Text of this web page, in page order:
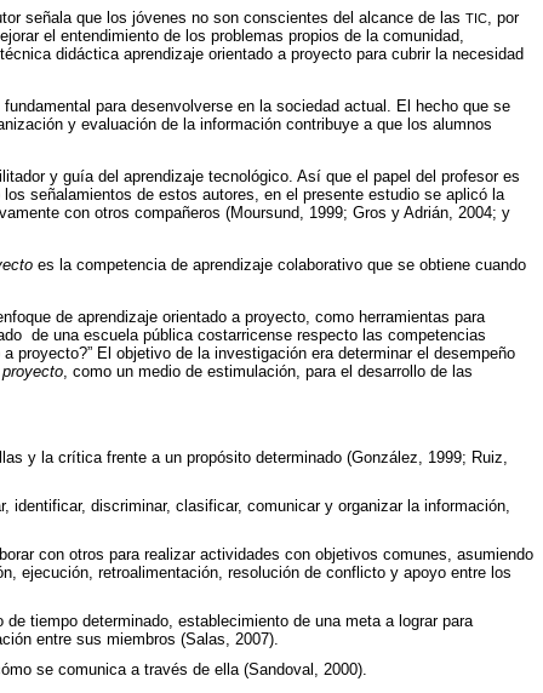
señala que los jóvenes no son conscientes del alcance de las TIC, por
el entendimiento de los problemas propios de la comunidad,
didáctica aprendizaje orientado a proyecto para cubrir la necesidad
para desenvolverse en la sociedad actual. El hecho que se
y evaluación de la información contribuye a que los alumnos
y guía del aprendizaje tecnológico. Así que el papel del profesor es
señalamientos de estos autores, en el presente estudio se aplicó la
con otros compañeros (Moursund, 1999; Gros y Adrián, 2004; y
es la competencia de aprendizaje colaborativo que se obtiene cuando
de aprendizaje orientado a proyecto, como herramientas para
de una escuela pública costarricense respecto las competencias
proyecto?” El objetivo de la investigación era determinar el desempeño
, como un medio de estimulación, para el desarrollo de las
y la crítica frente a un propósito determinado (González, 1999; Ruiz,
discriminar, clasificar, comunicar y organizar la información,
con otros para realizar actividades con objetivos comunes, asumiendo
ejecución, retroalimentación, resolución de conflicto y apoyo entre los
tiempo determinado, establecimiento de una meta a lograr para
entre sus miembros (Salas, 2007).
se comunica a través de ella (Sandoval, 2000).